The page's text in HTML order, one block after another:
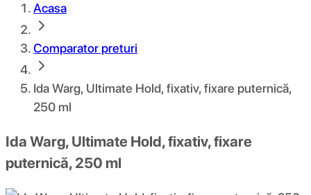
Acasa
Comparator preturi
Ida Warg, Ultimate Hold, fixativ, fixare puternică,
250 ml
Ida Warg, Ultimate Hold, fixativ, fixare
puternică, 250 ml